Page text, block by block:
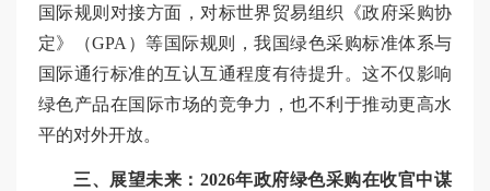
国际规则对接方面，对标世界贸易组织《政府采购协
定》（GPA）等国际规则，我国绿色采购标准体系与
国际通行标准的互认互通程度有待提升。这不仅影响
绿色产品在国际市场的竞争力，也不利于推动更高水
平的对外开放。
三、展望未来：2026年政府绿色采购在收官中谋